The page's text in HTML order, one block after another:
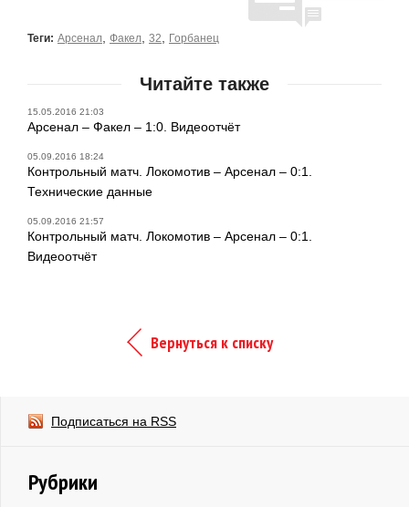
Теги: Арсенал Факел 32 Горбанец
Читайте также
15.05.2016 21:03
Арсенал – Факел – 1:0. Видеоотчёт
05.09.2016 18:24
Контрольный матч. Локомотив – Арсенал – 0:1.
Технические данные
05.09.2016 21:57
Контрольный матч. Локомотив – Арсенал – 0:1.
Видеоотчёт
Вернуться к списку
Подписаться на RSS
Рубрики